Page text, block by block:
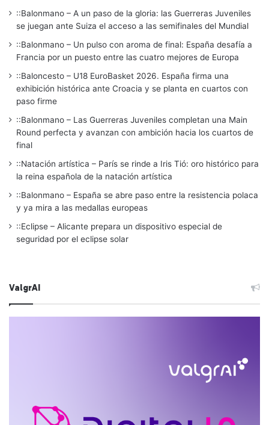
::Balonmano – A un paso de la gloria: las Guerreras Juveniles
se juegan ante Suiza el acceso a las semifinales del Mundial
::Balonmano – Un pulso con aroma de final: España desafía a
Francia por un puesto entre las cuatro mejores de Europa
::Baloncesto – U18 EuroBasket 2026. España firma una
exhibición histórica ante Croacia y se planta en cuartos con
paso firme
::Balonmano – Las Guerreras Juveniles completan una Main
Round perfecta y avanzan con ambición hacia los cuartos de
final
::Natación artística – París se rinde a Iris Tió: oro histórico para
la reina española de la natación artística
::Balonmano – España se abre paso entre la resistencia polaca
y ya mira a las medallas europeas
::Eclipse – Alicante prepara un dispositivo especial de
seguridad por el eclipse solar
ValgrAI